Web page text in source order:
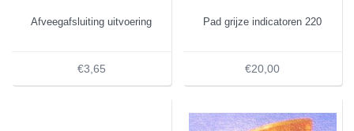
Afveegafsluiting uitvoering
€3,65
Pad grijze indicatoren 220
€20,00